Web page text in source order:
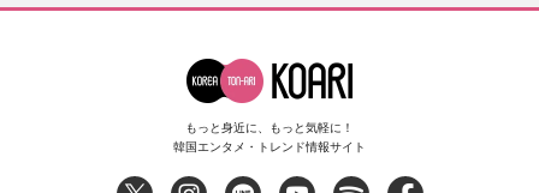
もっと身近に、もっと気軽に！
韓国エンタメ・トレンド情報サイト